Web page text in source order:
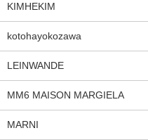
KIMHEKIM
kotohayokozawa
LEINWANDE
MM6 MAISON MARGIELA
MARNI